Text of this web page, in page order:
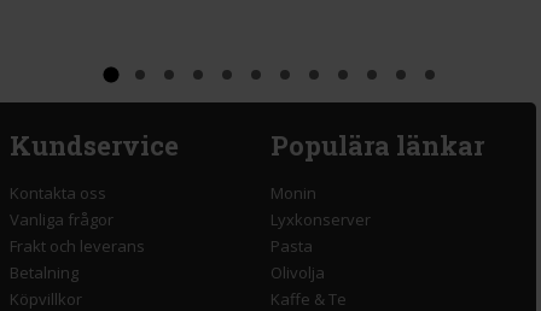
Kundservice
Kontakta oss
Vanliga frågor
Frakt och leverans
Betalning
Köpvillkor
Populära länkar
Monin
Lyxkonserver
Pasta
Olivolja
Kaffe & Te